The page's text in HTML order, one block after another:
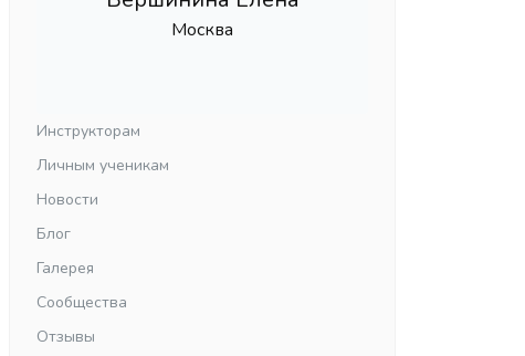
Москва
Инструкторам
Личным ученикам
Новости
Блог
Галерея
Сообщества
Отзывы